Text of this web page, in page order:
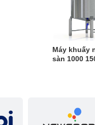
Máy khuấy
sàn 1000